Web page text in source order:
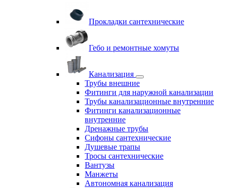
Прокладки сантехнические
Гебо и ремонтные хомуты
Канализация
Трубы внешние
Фитинги для наружной канализации
Трубы канализационные внутренние
Фитинги канализационные
внутренние
Дренажные трубы
Сифоны сантехнические
Душевые трапы
Тросы сантехнические
Вантузы
Манжеты
Автономная канализация